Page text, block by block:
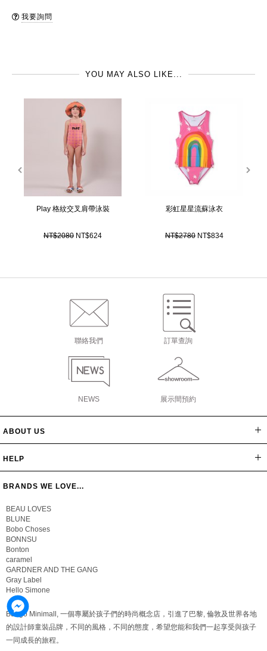
品牌國: 瑞典
都可以看到mini rodini品牌的身影。全系列採用有機棉材質和可回收的環保材
我要詢問
YOU MAY ALSO LIKE...
Play 格紋交叉肩帶泳裝
NT$2080 NT$624
彩虹星星流蘇泳衣
NT$2780 NT$834
聯絡我們 訂單查詢
NEWS 展示間預約
ABOUT US
HELP
BRANDS WE LOVE...
BEAU LOVES
BLUNE
Bobo Choses
BONNSU
Bonton
caramel
GARDNER AND THE GANG
Gray Label
Hello Simone
Bungo Minimall, 一個專屬於孩子們的時尚概念店，引進了巴黎, 倫敦及世界各地
的設計師童裝品牌，不同的風格，不同的態度，希望您能和我們一起享受與孩子
一同成長的旅程。